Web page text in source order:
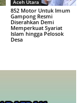
Aceh Utara
852 Motor Untuk Imum
Gampong Resmi
Diserahkan Demi
Memperkuat Syariat
Islam hingga Pelosok
Desa